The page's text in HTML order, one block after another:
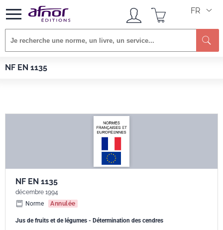
FR
NF EN 1135
Afnor EDITIONS
NF EN 1135
décembre 1994
Norme
Annulée
Jus de fruits et de légumes - Détermination des cendres